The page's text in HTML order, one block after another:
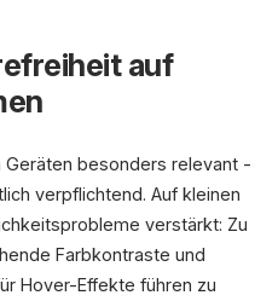
auf
besonders relevant -
verpflichtend. Auf kleinen
verstärkt: Zu
Farbkontraste und
Hover-Effekte führen zu